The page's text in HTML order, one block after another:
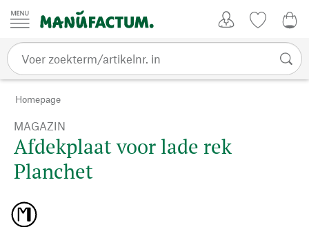
Passer au contenu
Homepage
MAGAZIN
Afdekplaat voor lade rek
Planchet